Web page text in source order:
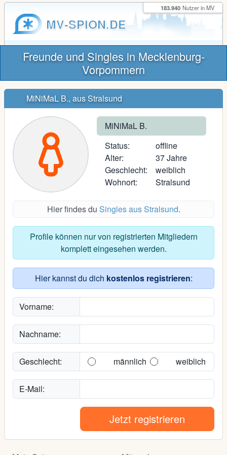
MV-SPION.DE
183.940 Nutzer in MV
Freunde und Singles in Mecklenburg-
Vorpommern
MiNiMaL B., aus Stralsund
MiNiMaL B.
Status:
offline
Alter:
37 Jahre
Geschlecht:
weiblich
Wohnort:
Stralsund
Hier findes du Singles aus Stralsund.
Profile können nur von registrierten Mitgliedern
komplett eingesehen werden.
Hier kannst du dich kostenlos registrieren:
Vorname:
Nachname:
Geschlecht: männlich weiblich
E-Mail:
Jetzt registrieren